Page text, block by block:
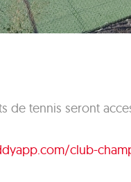
de tennis seront
club-